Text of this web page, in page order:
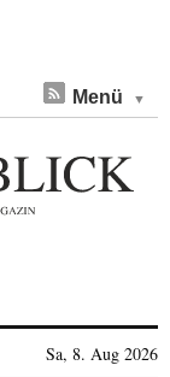
Menü
Sa, 8. Aug 2026